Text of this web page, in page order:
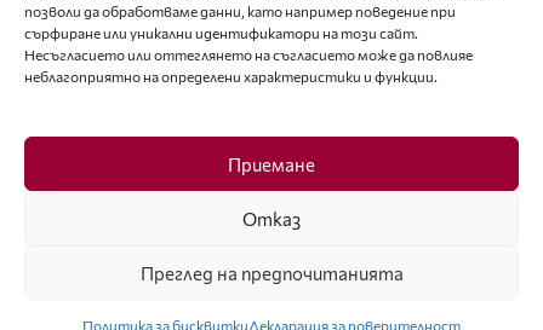
позволи да обработваме данни, като например поведение при
сърфиране или уникални идентификатори на този сайт.
Несъгласието или оттеглянето на съгласието може да повлияе
неблагоприятно на определени характеристики и функции.
Приемане
Отказ
Преглед на предпочитанията
Политика за бисквиткиДекларация за поверителност
+359 88 227 33 47
Последвайте ни
Facebook
ISSN 1314-8915 Copyright © 2007-2025 Ot igla do konetz Ltd. & Fashion.bg